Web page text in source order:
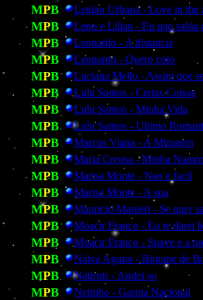
MPB Legiao Urbana - Love in the
MPB Leno e Lilian - Eu nao sabia
MPB Leonardo - A distancia
MPB Leonardo - Quero colo
MPB Luciana Mello - Assim que
MPB Lulu Santos - Certas Coisas
MPB Lulu Santos - Minha Vida
MPB Lulu Santos - Ultimo
MPB Marcus Viana - A Miragem
MPB Maria Creusa - Minha
MPB Marisa Monte - Nao e facil
MPB Marisa Monte - A sua
MPB Mauricio Manieri - Se quer
MPB Moacir Franco - Eu te darei
MPB Moacir Franco - Suave e a
MPB Nalva Aguiar - Biquine de
MPB Natiruts - Andei so
MPB Netinho - Garota Nacional